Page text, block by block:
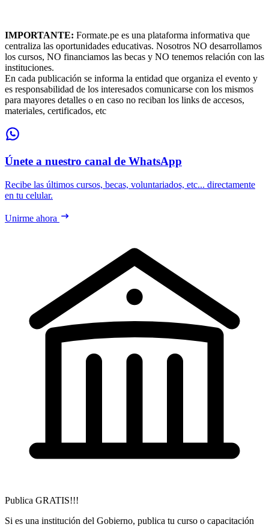
IMPORTANTE: Formate.pe es una plataforma informativa que
centraliza las oportunidades educativas. Nosotros NO desarrollamos
los cursos, NO financiamos las becas y NO tenemos relación con las
instituciones.
En cada publicación se informa la entidad que organiza el evento y
es responsabilidad de los interesados comunicarse con los mismos
para mayores detalles o en caso no reciban los links de accesos,
materiales, certificados, etc
Únete a nuestro canal de WhatsApp
Recibe las últimos cursos, becas, voluntariados, etc... directamente
en tu celular.
Unirme ahora
Publica GRATIS!!!
Si es una institución del Gobierno, publica tu curso o capacitación